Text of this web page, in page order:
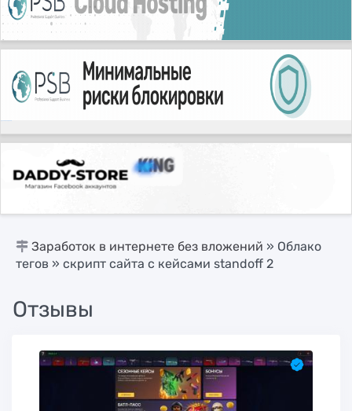
Заработок в интернете без вложений » Облако
тегов » скрипт сайта с кейсами standoff 2
Отзывы